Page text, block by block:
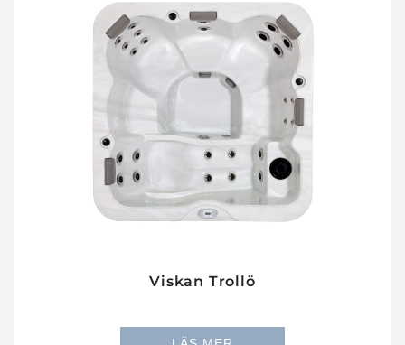
Viskan Trollö